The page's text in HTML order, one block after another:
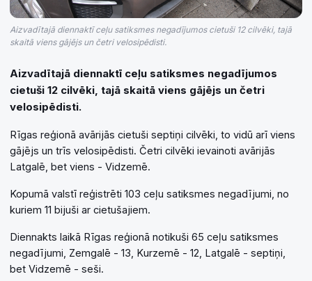
Aizvadītajā diennaktī ceļu satiksmes negadījumos cietuši 12 cilvēki, tajā
skaitā viens gājējs un četri velosipēdisti.
Aizvadītajā diennaktī ceļu satiksmes negadījumos
cietuši 12 cilvēki, tajā skaitā viens gājējs un četri
velosipēdisti.
Rīgas reģionā avārijās cietuši septiņi cilvēki, to vidū arī viens
gājējs un trīs velosipēdisti. Četri cilvēki ievainoti avārijās
Latgalē, bet viens - Vidzemē.
Kopumā valstī reģistrēti 103 ceļu satiksmes negadījumi, no
kuriem 11 bijuši ar cietušajiem.
Diennakts laikā Rīgas reģionā notikuši 65 ceļu satiksmes
negadījumi, Zemgalē - 13, Kurzemē - 12, Latgalē - septiņi,
bet Vidzemē - seši.